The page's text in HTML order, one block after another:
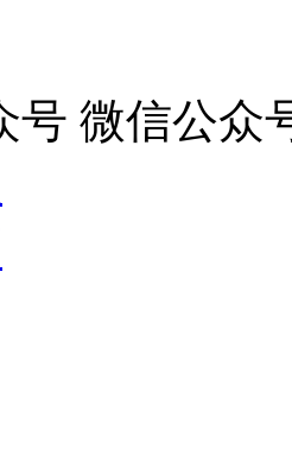
微信公众